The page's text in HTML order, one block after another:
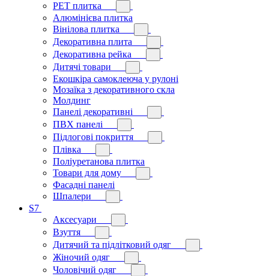
PЕT плитка
Алюмінієва плитка
Вінілова плитка
Декоративна плита
Декоративна рейка
Дитячі товари
Екошкіра самоклеюча у рулоні
Мозаїка з декоративного скла
Молдинг
Панелі декоративні
ПВХ панелі
Підлогові покриття
Плівка
Поліуретанова плитка
Товари для дому
Фасадні панелі
Шпалери
S7
Аксесуари
Взуття
Дитячий та підлітковий одяг
Жіночий одяг
Чоловічий одяг